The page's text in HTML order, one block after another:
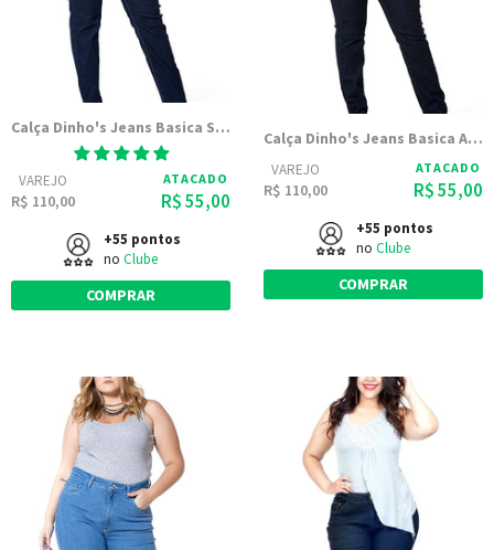
Calça Dinho's Jeans Basica Stone Bolso Antifurto - Feminina
VAREJO
R$ 110,00
ATACADO
R$ 55,00
+55 pontos
no Clube
COMPRAR
Calça Dinho's Jeans Basica Amaciada Bolso Antifurto - Feminina
VAREJO
R$ 110,00
ATACADO
R$ 55,00
+55 pontos
no Clube
COMPRAR